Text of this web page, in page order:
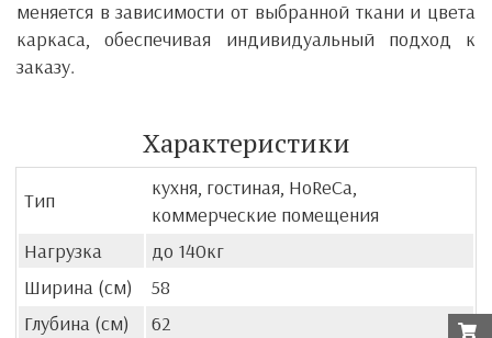
меняется в зависимости от выбранной ткани и цвета
каркаса, обеспечивая индивидуальный подход к
заказу.
Характеристики
Тип
кухня, гостиная, HoReCa,
коммерческие помещения
Нагрузка
до 140кг
Ширина (см)
58
Глубина (см)
62